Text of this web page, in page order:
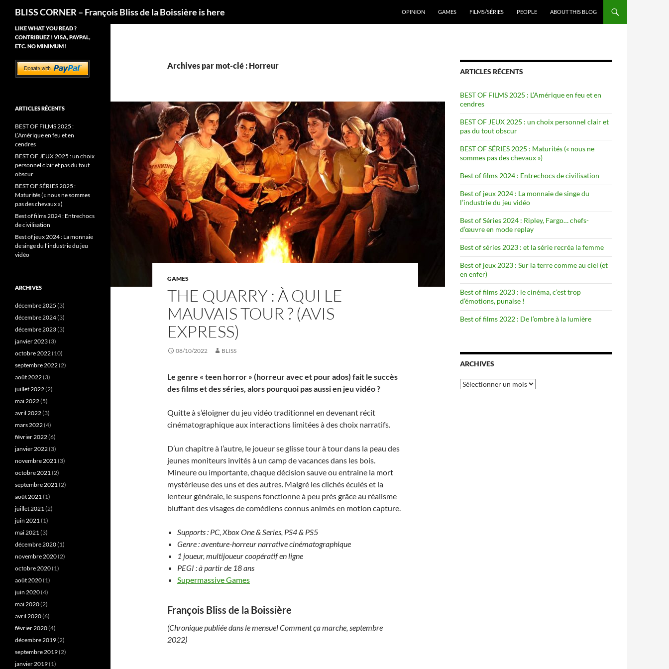
BLISS CORNER – François Bliss de la Boissière is here
OPINION
GAMES FILMS/SÉRIES PEOPLE ABOUT THIS BLOG
Archives par mot-clé : Horreur
GAMES
THE QUARRY : À QUI LE
MAUVAIS TOUR ? (AVIS
EXPRESS)
08/10/2022 BLISS
Le genre « teen horror » (horreur avec et pour ados) fait le succès
des films et des séries, alors pourquoi pas aussi en jeu vidéo ?
Quitte à s’éloigner du jeu vidéo traditionnel en devenant récit
cinématographique aux interactions limitées à des choix narratifs.
D’un chapitre à l’autre, le joueur se glisse tour à tour dans la peau des
jeunes moniteurs invités à un camp de vacances dans les bois.
Mineure ou importante, chaque décision sauve ou entraine la mort
mystérieuse des uns et des autres. Malgré les clichés éculés et la
lenteur générale, le suspens fonctionne à peu près grâce au réalisme
bluffant des visages de comédiens connus animés en motion capture.
Supports : PC, Xbox One & Series, PS4 & PS5
Genre : aventure-horreur narrative cinématographique
1 joueur, multijoueur coopératif en ligne
PEGI : à partir de 18 ans
Supermassive Games
François Bliss de la Boissière
(Chronique publiée dans le mensuel Comment ça marche, septembre
2022)
ARTICLES RÉCENTS
BEST OF FILMS 2025 : L’Amérique en feu et en
cendres
BEST OF JEUX 2025 : un choix personnel clair et
pas du tout obscur
BEST OF SÉRIES 2025 : Maturités (« nous ne
sommes pas des chevaux »)
Best of films 2024 : Entrechocs de civilisation
Best of jeux 2024 : La monnaie de singe du
l’industrie du jeu vidéo
Best of Séries 2024 : Ripley, Fargo… chefs-
d’œuvre en mode replay
Best of séries 2023 : et la série recréa la femme
Best of jeux 2023 : Sur la terre comme au ciel (et
en enfer)
Best of films 2023 : le cinéma, c’est trop
d’émotions, punaise !
Best of films 2022 : De l’ombre à la lumière
ARCHIVES
Archives
LIKE WHAT YOU READ ?
CONTRIBUEZ ! VISA, PAYPAL,
ETC. NO MINIMUM !
ARTICLES RÉCENTS
BEST OF FILMS 2025 :
L’Amérique en feu et en
cendres
BEST OF JEUX 2025 : un choix
personnel clair et pas du tout
obscur
BEST OF SÉRIES 2025 :
Maturités (« nous ne sommes
pas des chevaux »)
Best of films 2024 : Entrechocs
de civilisation
Best of jeux 2024 : La monnaie
de singe du l’industrie du jeu
vidéo
ARCHIVES
décembre 2025 (3)
décembre 2024(3)
décembre 2023(3)
janvier 2023(3)
octobre 2022(10)
septembre 2022(2)
août 2022(3)
juillet 2022(2)
mai 2022(5)
avril 2022(3)
mars 2022(4)
février 2022(6)
janvier 2022(3)
novembre 2021(3)
octobre 2021(2)
septembre 2021(2)
août 2021(1)
juillet 2021(2)
juin 2021(1)
mai 2021(3)
décembre 2020(1)
novembre 2020(2)
octobre 2020(1)
août 2020(1)
juin 2020(4)
mai 2020(2)
avril 2020(6)
février 2020(4)
décembre 2019(2)
septembre 2019(2)
janvier 2019(1)